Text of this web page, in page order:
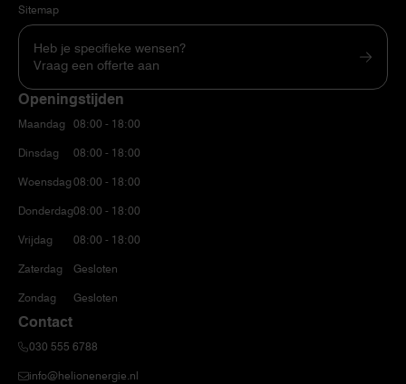
Sitemap
Heb je specifieke wensen?
Vraag een offerte aan
Openingstijden
Maandag
Dinsdag
Woensdag
Donderdag
Vrijdag
Zaterdag
Zondag
08:00 - 18:00
08:00 - 18:00
08:00 - 18:00
08:00 - 18:00
08:00 - 18:00
Gesloten
Gesloten
Contact
030 555 6788
info@helionenergie.nl